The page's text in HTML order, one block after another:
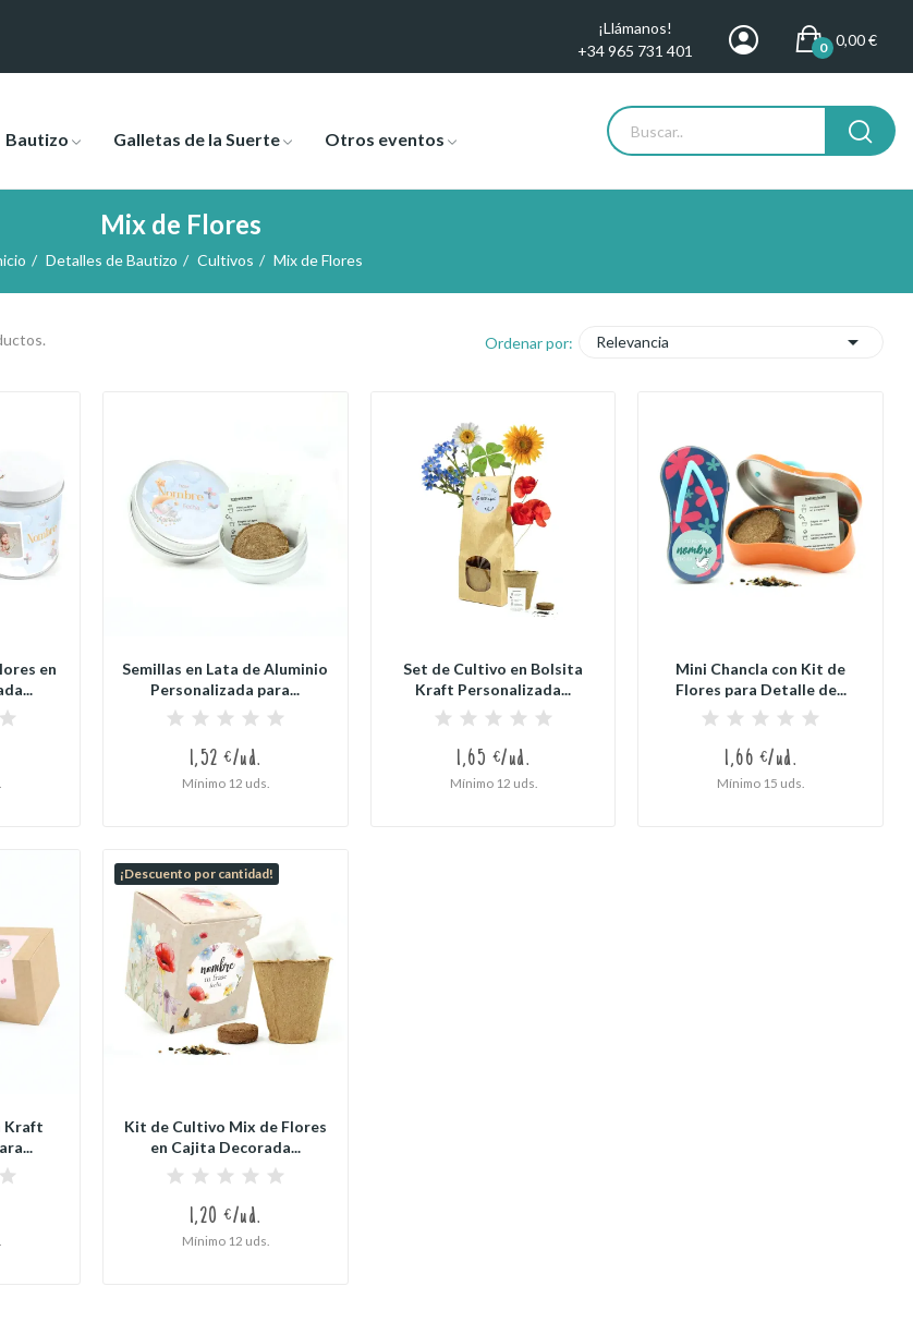
¡Llámanos!
+34 965 731 401
0,00 €
0
Bautizo Galletas de la Suerte Otros eventos
Mix de Flores
Detalles de Bautizo Cultivos Mix de Flores
Ordenar por: Relevancia 
en
Semillas en Lata de Aluminio
Personalizada para...
1,52 €/ud.
Mínimo 12 uds.
Set de Cultivo en Bolsita
Kraft Personalizada...
1,65 €/ud.
Mínimo 12 uds.
Mini Chancla con Kit de
Flores para Detalle de...
1,66 €/ud.
Mínimo 15 uds.
Kraft
¡Descuento por cantidad!
Kit de Cultivo Mix de Flores
en Cajita Decorada...
1,20 €/ud.
Mínimo 12 uds.